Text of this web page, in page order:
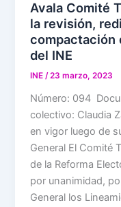
Avala Comité
la revisión,
compactación
del INE
INE/23 marzo, 2023
Número: 094
colectivo: Claudia
en vigor luego de
General El Comité
de la Reforma
por unanimidad,
General los